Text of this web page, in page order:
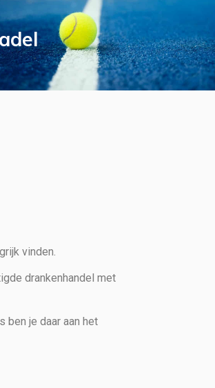
vinden.
drankenhandel met
ben je daar aan het